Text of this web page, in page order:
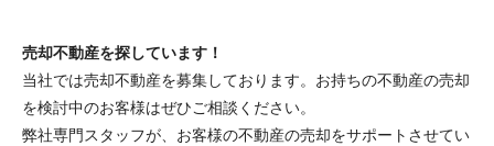
売却不動産を探しています！
当社では売却不動産を募集しております。お持ちの不動産の売却
を検討中のお客様はぜひご相談ください。
弊社専門スタッフが、お客様の不動産の売却をサポートさせてい